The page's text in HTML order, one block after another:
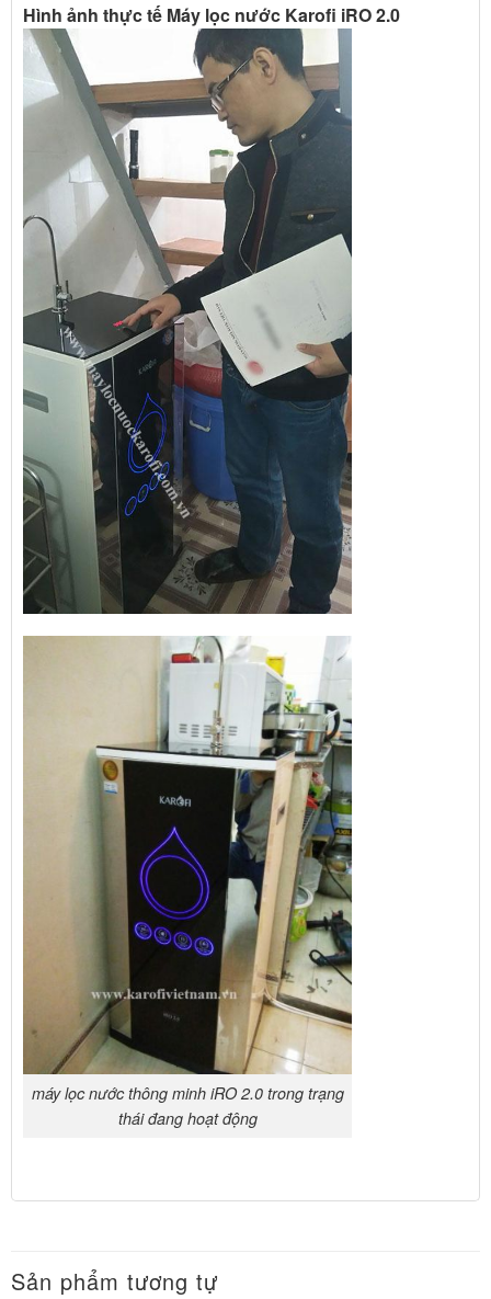
Hình ảnh thực tế Máy lọc nước Karofi iRO 2.0
máy lọc nước thông minh iRO 2.0 trong trạng
thái đang hoạt động
Sản phẩm tương tự